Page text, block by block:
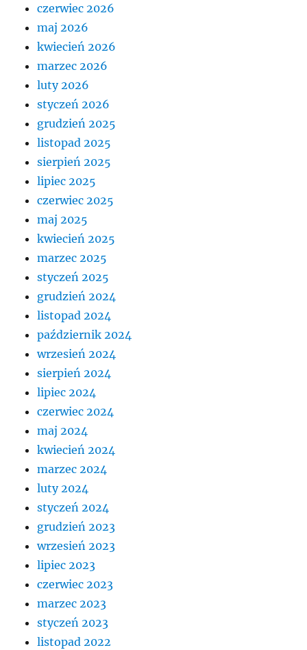
czerwiec 2026
maj 2026
kwiecień 2026
marzec 2026
luty 2026
styczeń 2026
grudzień 2025
listopad 2025
sierpień 2025
lipiec 2025
czerwiec 2025
maj 2025
kwiecień 2025
marzec 2025
styczeń 2025
grudzień 2024
listopad 2024
październik 2024
wrzesień 2024
sierpień 2024
lipiec 2024
czerwiec 2024
maj 2024
kwiecień 2024
marzec 2024
luty 2024
styczeń 2024
grudzień 2023
wrzesień 2023
lipiec 2023
czerwiec 2023
marzec 2023
styczeń 2023
listopad 2022